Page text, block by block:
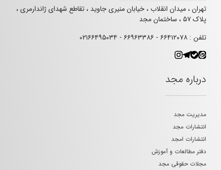
تهران ، میدان انقلاب ، خیابان منیری جاوید ، تقاطع شهدای ژاندارمری ،
پلاک ۵۷ ، ساختمان مجد
تلفن : ۶۶۴۱۲۰۷۸ - ۶۶۹۶۳۳۸۶ - ۰۲۱۶۶۴۹۵۰۳۴
درباره مجد
مدیریت مجد
انتشارات مجد
انتشارات امجد
دفتر مطالعات و آموزش
مجلات حقوقی مجد